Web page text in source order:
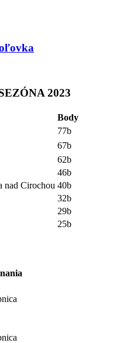
2023
Body
77b
67b
62b
46b
nad Cirochou 40b
32b
29b
25b